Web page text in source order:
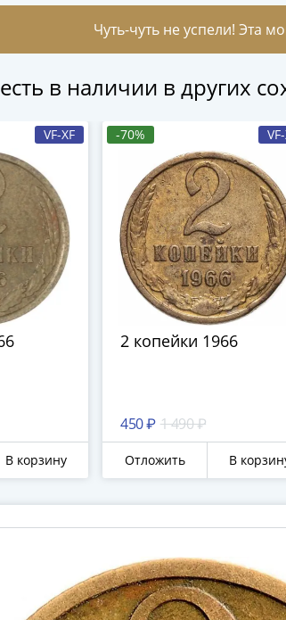
в наличии в других
VF-XF
В корзину
-70%
2 копейки 1966
450 ₽ 1 490 ₽
Отложить В